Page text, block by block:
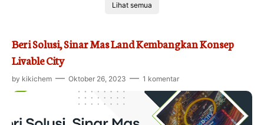
Kecantikan
Lihat semua
Beri Solusi, Sinar Mas Land Kembangkan Konsep
Livable City
by kikichem Oktober 26, 2023 1 komentar